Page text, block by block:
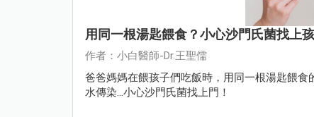
用同一根湯匙餵食？小心沙門氏菌找上
作者：小白醫師-Dr.王聖儒
爸爸媽媽在餵孩子們吃飯時，用同一根湯匙餵
水傳染…小心沙門氏菌找上門！